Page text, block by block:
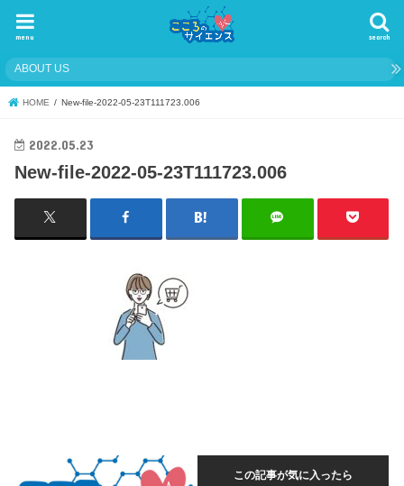
search
menu
ABOUT US
HOME New-file-2022-05-23T111723.006
2022.05.23
New-file-2022-05-23T111723.006
この記事が気に入ったら